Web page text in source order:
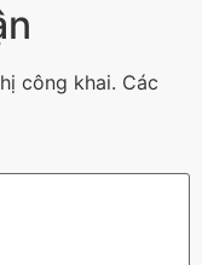
công khai. Các